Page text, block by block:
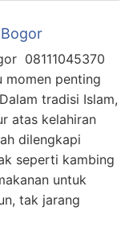
08111045370
momen penting
tradisi Islam,
atas kelahiran
dilengkapi
seperti kambing
untuk
tak jarang